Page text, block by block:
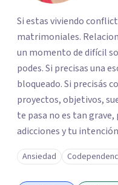
Si estas viviendo
matrimoniales.
un momento de difícil
podes. Si precisas una
bloqueado. Si precisás
proyectos, objetivos,
te pasa no es tan grave,
adicciones y tu
pasando. No dudes en comunicarte a fin de comenzar a
resolver la situación que
Ansiedad